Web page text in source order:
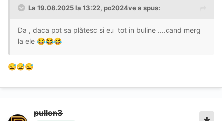
La 19.08.2025 la 13:22, po2024vea spus:
Da , daca pot sa plătesc si eu tot in buline ....cand merg
la ele 😂😂😂
😅😅😅
pullon3